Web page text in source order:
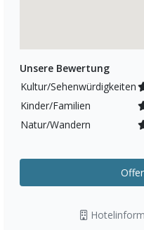
Unsere Bewertung
Kultur/Sehenwürdigkeiten
Kinder/Familien
Natur/Wandern